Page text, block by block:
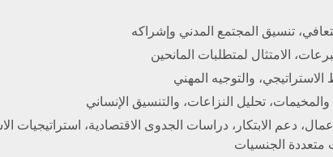
دعم الابتكار، دراسات الجدوى الاقتصادية، استراتيجيات